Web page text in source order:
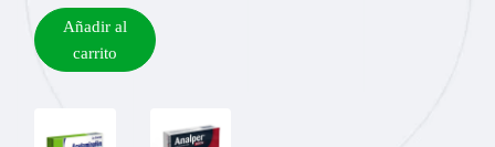
Añadir al
carrito